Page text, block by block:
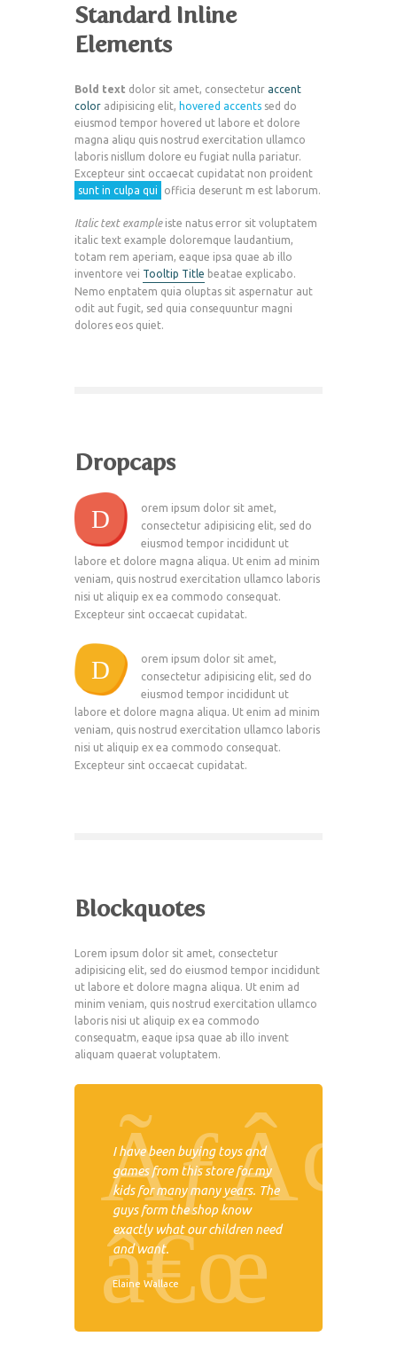
Standard Inline
Elements
Bold text dolor sit amet, consectetur accent
color adipisicing elit, hovered accents sed do
eiusmod tempor hovered ut labore et dolore
magna aliqu quis nostrud exercitation ullamco
laboris nisllum dolore eu fugiat nulla pariatur.
Excepteur sint occaecat cupidatat non proident
sunt in culpa qui
officia deserunt m est laborum.
Italic text exampleiste natus error sit voluptatem
italic text example doloremque laudantium,
totam rem aperiam, eaque ipsa quae ab illo
inventore vei Tooltip Title beatae explicabo.
Nemo enptatem quia oluptas sit aspernatur aut
odit aut fugit, sed quia consequuntur magni
dolores eos quiet.
Dropcaps
D
orem ipsum dolor sit amet,
consectetur adipisicing elit, sed do
eiusmod tempor incididunt ut
labore et dolore magna aliqua. Ut enim ad minim
veniam, quis nostrud exercitation ullamco laboris
nisi ut aliquip ex ea commodo consequat.
Excepteur sint occaecat cupidatat.
D
orem ipsum dolor sit amet,
consectetur adipisicing elit, sed do
eiusmod tempor incididunt ut
labore et dolore magna aliqua. Ut enim ad minim
veniam, quis nostrud exercitation ullamco laboris
nisi ut aliquip ex ea commodo consequat.
Excepteur sint occaecat cupidatat.
Blockquotes
Lorem ipsum dolor sit amet, consectetur
adipisicing elit, sed do eiusmod tempor incididunt
ut labore et dolore magna aliqua. Ut enim ad
minim veniam, quis nostrud exercitation ullamco
laboris nisi ut aliquip ex ea commodo
consequatm, eaque ipsa quae ab illo invent
aliquam quaerat voluptatem.
I have been buying toys and
games from this store for my
kids for many many years. The
guys form the shop know
exactly what our children need
and want.
Elaine Wallace